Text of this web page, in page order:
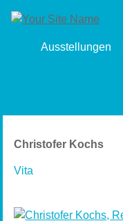
Ausstellungen
Christofer Kochs
Vita